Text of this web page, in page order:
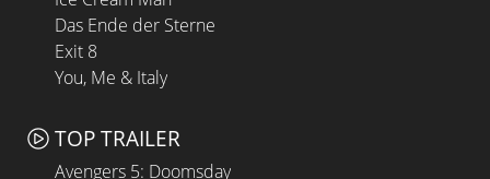
Das Ende der Sterne
Exit 8
You, Me & Italy
TOP TRAILER
Avengers 5: Doomsday